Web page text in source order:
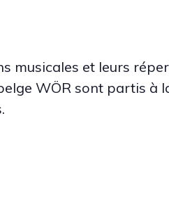
musicales et leurs
WÖR sont partis à